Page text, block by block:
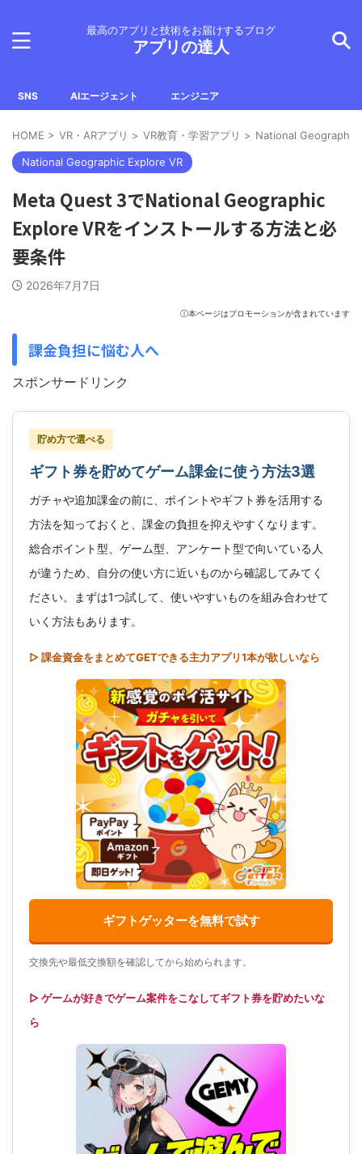
最高のアプリと技術をお届けするブログ
アプリの達人
SNS AIエージェント エンジニア
HOME > VR・ARアプリ > VR教育・学習アプリ > National Geographic
National Geographic Explore VR
Meta Quest 3でNational Geographic
Explore VRをインストールする方法と必
要条件
2026年7月7日
ⓘ本ページはプロモーションが含まれています
課金負担に悩む人へ
スポンサードリンク
貯め方で選べる
ギフト券を貯めてゲーム課金に使う方法3選
ガチャや追加課金の前に、ポイントやギフト券を活用する
方法を知っておくと、課金の負担を抑えやすくなります。
総合ポイント型、ゲーム型、アンケート型で向いている人
が違うため、自分の使い方に近いものから確認してみてく
ださい。まずは1つ試して、使いやすいものを組み合わせて
いく方法もあります。
▷ 課金資金をまとめてGETできる主力アプリ1本が欲しいなら
ギフトゲッターを無料で試す
交換先や最低交換額を確認してから始められます。
▷ ゲームが好きでゲーム案件をこなしてギフト券を貯めたいな
ら